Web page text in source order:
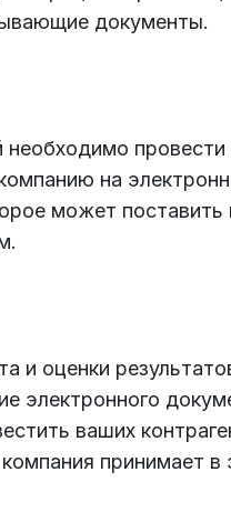
документы.
провести
на
может поставить
и оценки
электронного
ваших
принимает в